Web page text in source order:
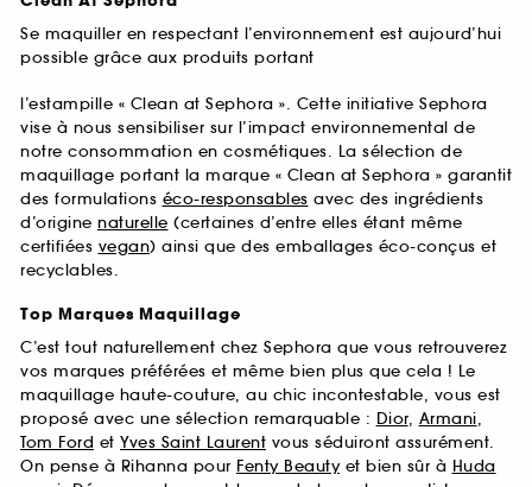
Se maquiller en respectant l’environnement est aujourd’hui
possible grâce aux produits portant
l’estampille « Clean at Sephora ». Cette initiative Sephora
vise à nous sensibiliser sur l’impact environnemental de
notre consommation en cosmétiques. La sélection de
maquillage portant la marque « Clean at Sephora » garantit
des formulations éco-responsables avec des ingrédients
d’origine naturelle (certaines d’entre elles étant même
certifiées vegan) ainsi que des emballages éco-conçus et
recyclables.
Top Marques Maquillage
C’est tout naturellement chez Sephora que vous retrouverez
vos marques préférées et même bien plus que cela ! Le
maquillage haute-couture, au chic incontestable, vous est
proposé avec une sélection remarquable : Dior, Armani,
Tom Ford et Yves Saint Laurent vous séduiront assurément.
On pense à Rihanna pour Fenty Beautyet bien sûr à Huda